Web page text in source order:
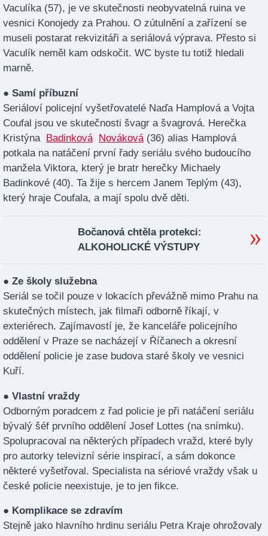
Vaculíka (57), je ve skutečnosti neobyvatelná ruina ve
vesnici Konojedy za Prahou. O zútulnění a zařízení se
museli postarat rekvizitáři a seriálová výprava. Přesto si
Vaculík neměl kam odskočit. WC byste tu totiž hledali
marně.
● Samí příbuzní
Seriáloví policejní vyšetřovatelé Naďa Hamplová a Vojta
Coufal jsou ve skutečnosti švagr a švagrová. Herečka
Kristýna
Badinková Nováková(36) alias Hamplová
potkala na natáčení první řady seriálu svého budoucího
manžela Viktora, který je bratr herečky Michaely
Badinkové (40). Ta žije s hercem Janem Teplým (43),
který hraje Coufala, a mají spolu dvě děti.
Bočanová chtěla protekci:
ALKOHOLICKÉ VÝSTUPY
● Ze školy služebna
Seriál se točil pouze v lokacích převážně mimo Prahu na
skutečných místech, jak filmaři odborně říkají, v
exteriérech. Zajímavostí je, že kanceláře policejního
oddělení v Praze se nacházejí v Říčanech a okresní
oddělení policie je zase budova staré školy ve vesnici
Kuří.
● Vlastní vraždy
Odborným poradcem z řad policie je při natáčení seriálu
bývalý šéf prvního oddělení Josef Lottes (na snímku).
Spolupracoval na některých případech vražd, které byly
pro autorky televizní série inspirací, a sám dokonce
některé vyšetřoval. Specialista na sériové vraždy však u
české policie neexistuje, je to jen fikce.
● Komplikace se zdravím
Stejně jako hlavního hrdinu seriálu Petra Kraje ohrožovaly